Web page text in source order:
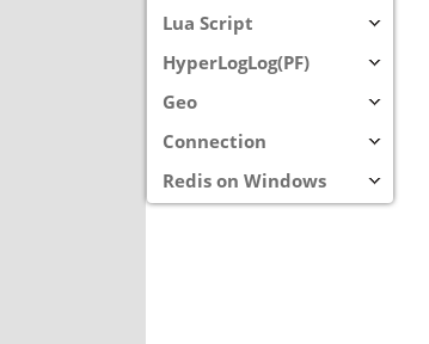
Lua Script
HyperLogLog(PF)
Geo
Connection
Redis on Windows